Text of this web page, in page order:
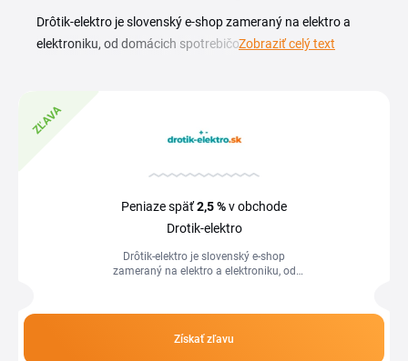
Drôtik-elektro je slovenský e-shop zameraný na elektro a
elektroniku, od domácich spotrebičov cez drobnú
tento sortiment za výhodnejšiu cenu a aktuálny Drotik-
elektro kupón si vyberiete priamo na tejto stránke. Každá
prehľadným nákupom, stačí si pred objednávkou
elektroinštalačný materiál alebo elektroniku pre domácnosť,
tak nakúpiť premyslene.
Zobraziť celý text
ZĽAVA
Peniaze späť2,5 %v obchode
Drotik-elektro
Drôtik-elektro je slovenský e-shop
zameraný na elektro a elektroniku, od
Získať zľavu